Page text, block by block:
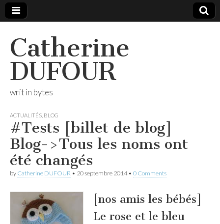
Catherine
DUFOUR
writ in bytes
ACTUALITÉS BLOG
#Tests [billet de blog]
Blog->Tous les noms ont
été changés
by Catherine DUFOUR • 20 septembre 2014• 0 Comments
[nos amis les bébés]
Le rose et le bleu